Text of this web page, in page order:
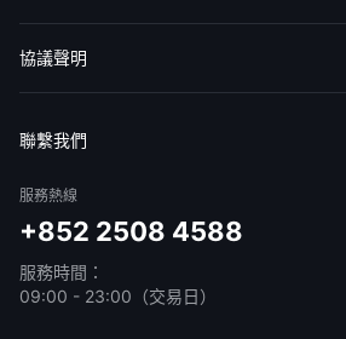
收費標準
交易工具
幫助中心
協議聲明
聯繫我們
服務熱線
+852 2508 4588
服務時間：
09:00 - 23:00（交易日）